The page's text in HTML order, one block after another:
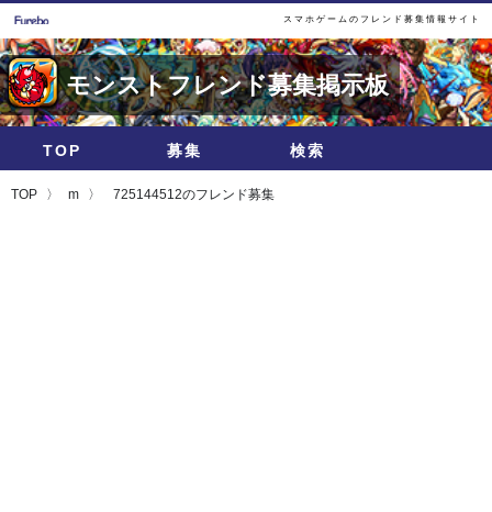
スマホゲームのフレンド募集情報サイト
モンストフレンド募集掲示板
TOP 募集 検索
TOP m 725144512のフレンド募集